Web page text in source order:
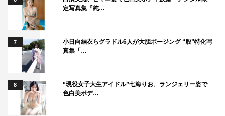
定写真集『純…
7
小日向結衣らグラドル6人が大胆ポージング “股”特化写
真集「…
8
“現役女子大生アイドル”七海りお、ランジェリー姿で
色白美ボデ…